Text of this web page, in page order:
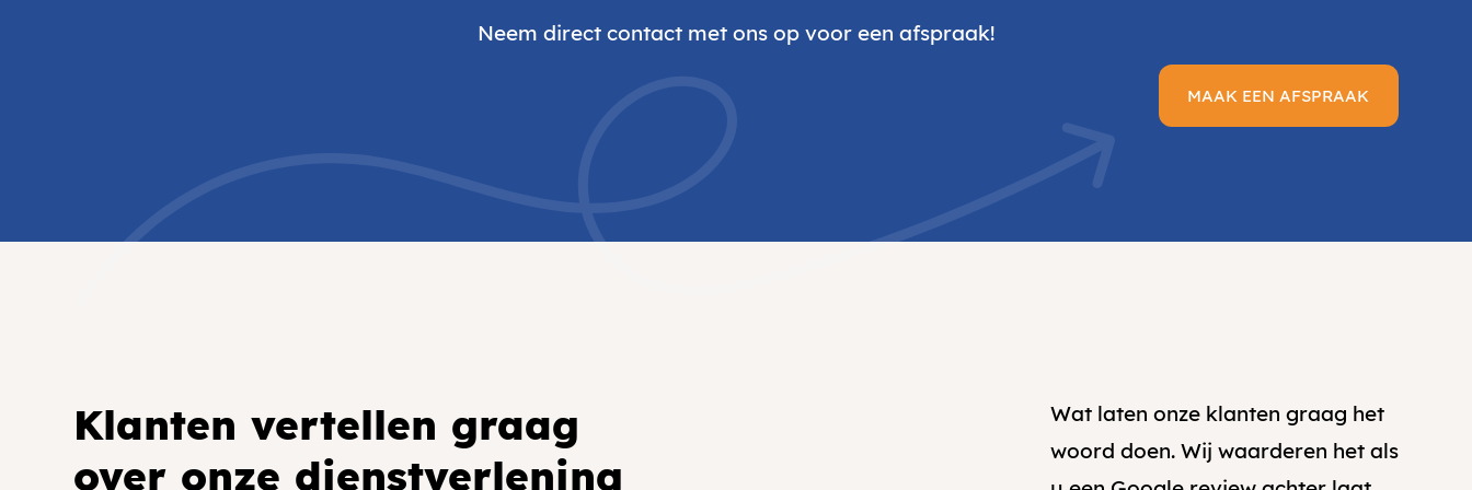
Neem direct contact met ons op voor een afspraak!
MAAK EEN AFSPRAAK
Klanten vertellen graag
over onze dienstverlening
Wat laten onze klanten graag het
woord doen. Wij waarderen het als